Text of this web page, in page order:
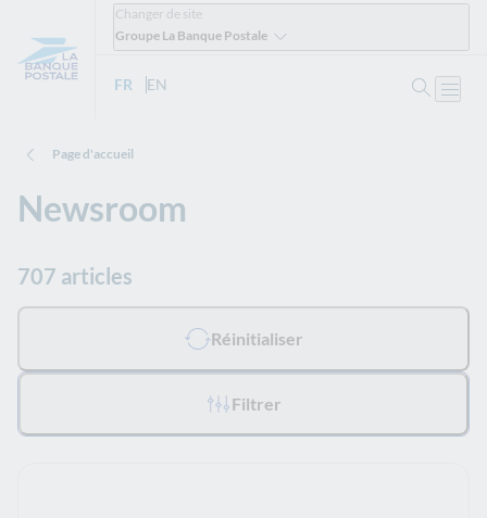
Changer de site
Groupe La Banque Postale
FR - Version française
EN
Page d'accueil
Newsroom
707 articles
Tous les filtres appliqués :
Réinitialiser
Filtrer